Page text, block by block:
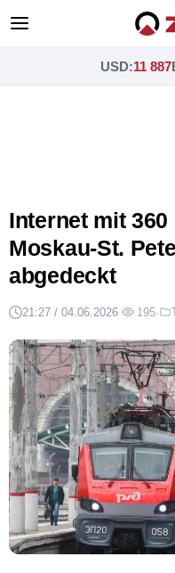
USD:11 887
Internet mit
Moskau-St.
abgedeckt
21:27 / 04.06.2026· 195·